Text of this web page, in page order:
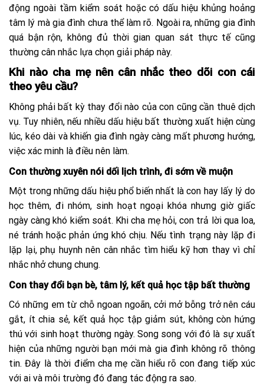
động ngoài tầm kiểm soát hoặc có dấu hiệu khủng hoảng
tâm lý mà gia đình chưa thể làm rõ. Ngoài ra, những gia đình
quá bận rộn, không đủ thời gian quan sát thực tế cũng
thường cân nhắc lựa chọn giải pháp này.
Khi nào cha mẹ nên cân nhắc theo dõi con cái
theo yêu cầu?
Không phải bất kỳ thay đổi nào của con cũng cần thuê dịch
vụ. Tuy nhiên, nếu nhiều dấu hiệu bất thường xuất hiện cùng
lúc, kéo dài và khiến gia đình ngày càng mất phương hướng,
việc xác minh là điều nên làm.
Con thường xuyên nói dối lịch trình, đi sớm về muộn
Một trong những dấu hiệu phổ biến nhất là con hay lấy lý do
học thêm, đi nhóm, sinh hoạt ngoại khóa nhưng giờ giấc
ngày càng khó kiểm soát. Khi cha mẹ hỏi, con trả lời qua loa,
né tránh hoặc phản ứng khó chịu. Nếu tình trạng này lặp đi
lặp lại, phụ huynh nên cân nhắc tìm hiểu kỹ hơn thay vì chỉ
nhắc nhở chung chung.
Con thay đổi bạn bè, tâm lý, kết quả học tập bất thường
Có những em từ chỗ ngoan ngoãn, cởi mở bỗng trở nên cáu
gắt, ít chia sẻ, kết quả học tập giảm sút, không còn hứng
thú với sinh hoạt thường ngày. Song song với đó là sự xuất
hiện của những người bạn mới mà gia đình không rõ thông
tin. Đây là thời điểm cha mẹ cần hiểu rõ con đang tiếp xúc
với ai và môi trường đó đang tác động ra sao.